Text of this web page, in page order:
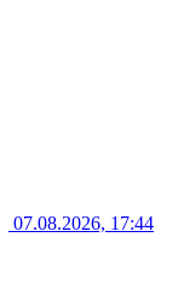
07.08.2026, 17:44